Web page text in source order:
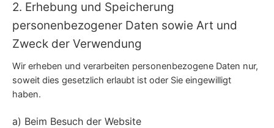
2. Erhebung und Speicherung
personenbezogener Daten sowie Art und
Zweck der Verwendung
Wir erheben und verarbeiten personenbezogene Daten nur,
soweit dies gesetzlich erlaubt ist oder Sie eingewilligt
haben.
a) Beim Besuch der Website